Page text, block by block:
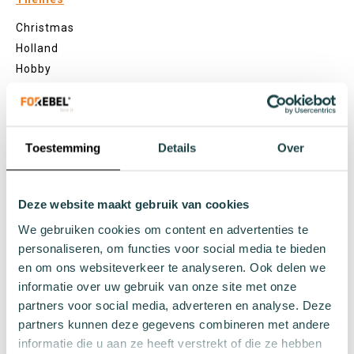
Toestemming Details Over
Deze website maakt gebruik van cookies
We gebruiken cookies om content en advertenties te
personaliseren, om functies voor social media te bieden
en om ons websiteverkeer te analyseren. Ook delen we
informatie over uw gebruik van onze site met onze
partners voor social media, adverteren en analyse. Deze
partners kunnen deze gegevens combineren met andere
informatie die u aan ze heeft verstrekt of die ze hebben
Christmas
Holland
Hobby
Nature
Cotton socks
Seaweed socks
Recycled socks
Fishing net socks
Seamless socks
Patterns
Plain socks